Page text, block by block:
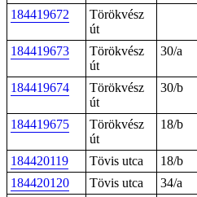
184419672
Törökvész
út
184419673
Törökvész
út
30/a
184419674
Törökvész
út
30/b
184419675
Törökvész
út
18/b
184420119 Tövis utca 18/b
184420120
Tövis utca 34/a